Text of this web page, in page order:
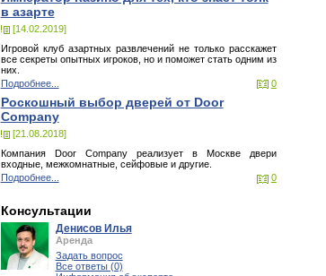
в азарте
[14.02.2019]
Игровой клуб азартных развлечений не только расскажет
все секреты опытных игроков, но и поможет стать одним из
них.
Подробнее...
0
Роскошный выбор дверей от Door
Company
[21.08.2018]
Компания Door Company реализует в Москве двери
входные, межкомнатные, сейфовые и другие.
Подробнее...
0
Консультации
Денисов Илья
Аренда
Задать вопрос
Все ответы (0)